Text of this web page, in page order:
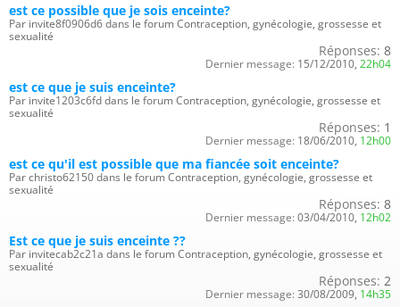
est ce possible que je sois enceinte?
Par invite8f0906d6 dans le forum Contraception, gynécologie, grossesse et
sexualité
Réponses: 8
Dernier message: 15/12/2010, 22h04
est ce que je suis enceinte?
Par invite1203c6fd dans le forum Contraception, gynécologie, grossesse et
sexualité
Réponses: 1
Dernier message: 18/06/2010, 12h00
est ce qu'il est possible que ma fiancée soit enceinte?
Par christo62150 dans le forum Contraception, gynécologie, grossesse et
sexualité
Réponses: 8
Dernier message: 03/04/2010, 12h02
Est ce que je suis enceinte ??
Par invitecab2c21a dans le forum Contraception, gynécologie, grossesse et
sexualité
Réponses: 2
Dernier message: 30/08/2009, 14h35